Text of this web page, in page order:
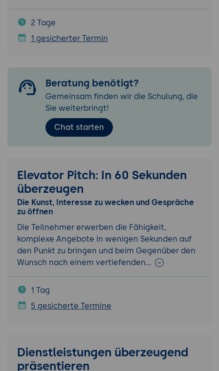
2 Tage
1 gesicherter Termin
Beratung benötigt?
Gemeinsam finden wir die Schulung, die
Sie weiterbringt!
Chat starten
Elevator Pitch: In 60 Sekunden
überzeugen
Die Kunst, Interesse zu wecken und Gespräche
zu öffnen
Die Teilnehmer erwerben die Fähigkeit,
komplexe Angebote in wenigen Sekunden auf
den Punkt zu bringen und beim Gegenüber den
Wunsch nach einem vertiefenden…
1 Tag
5 gesicherte Termine
Dienstleistungen überzeugend
präsentieren